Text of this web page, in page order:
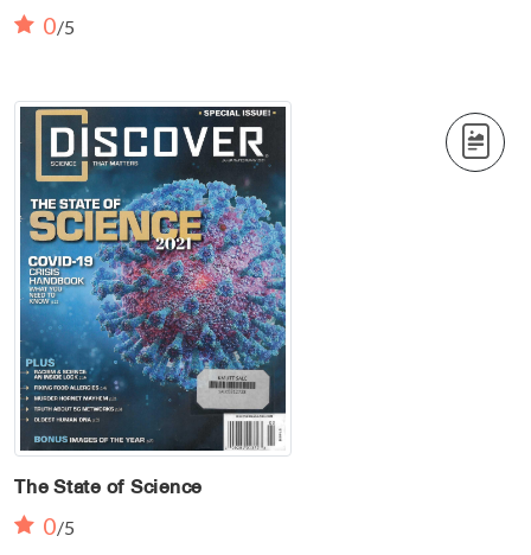
0/5
The State of Science
0/5